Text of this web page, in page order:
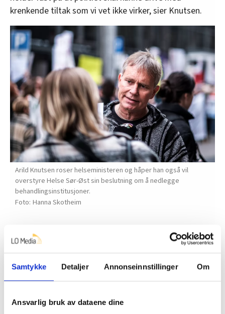
Samtykke Detaljer Annonseinnstillinger Om
Ansvarlig bruk av dataene dine
krenkende tiltak som vi vet ikke virker, sier Knutsen.
Arild Knutsen roser helseministeren og håper han også vil
overstyre Helse Sør-Øst sin beslutning om å nedlegge
behandlingsinstitusjoner.
Hanna Skotheim
Rusavhengige møter mye stigma i helsevesenet og blir
stemplet som selvforskyldte kriminelle når de for
eksempel ber om smertestillende eller utredning for
ADHD, erfarer Knutsen. Han liker godt Vestres løfter
om at folk skal slippe å stå med lua i hånda og be om
tilgjengelig for dem som trenger det.